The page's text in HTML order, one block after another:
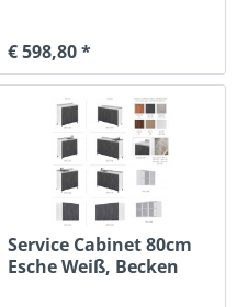
€ 598,80 *
Service Cabinet 80cm
Esche Weiß, Becken